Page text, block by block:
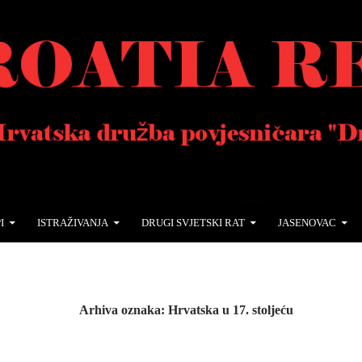
ISTRAŽIVANJA DRUGI SVJETSKI RAT JASENOVAC
Arhiva oznaka: Hrvatska u 17. stoljeću